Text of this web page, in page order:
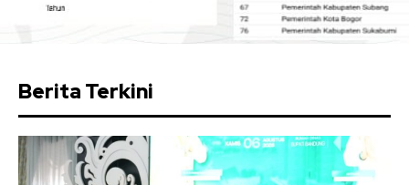
Berita Terkini